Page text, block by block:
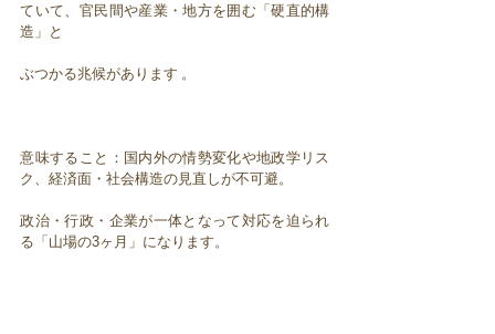
ていて、官民間や産業・地方を囲む「硬直的構
造」と
ぶつかる兆候があります 。
意味すること：国内外の情勢変化や地政学リス
ク、経済面・社会構造の見直しが不可避。
政治・行政・企業が一体となって対応を迫られ
る「山場の3ヶ月」になります。